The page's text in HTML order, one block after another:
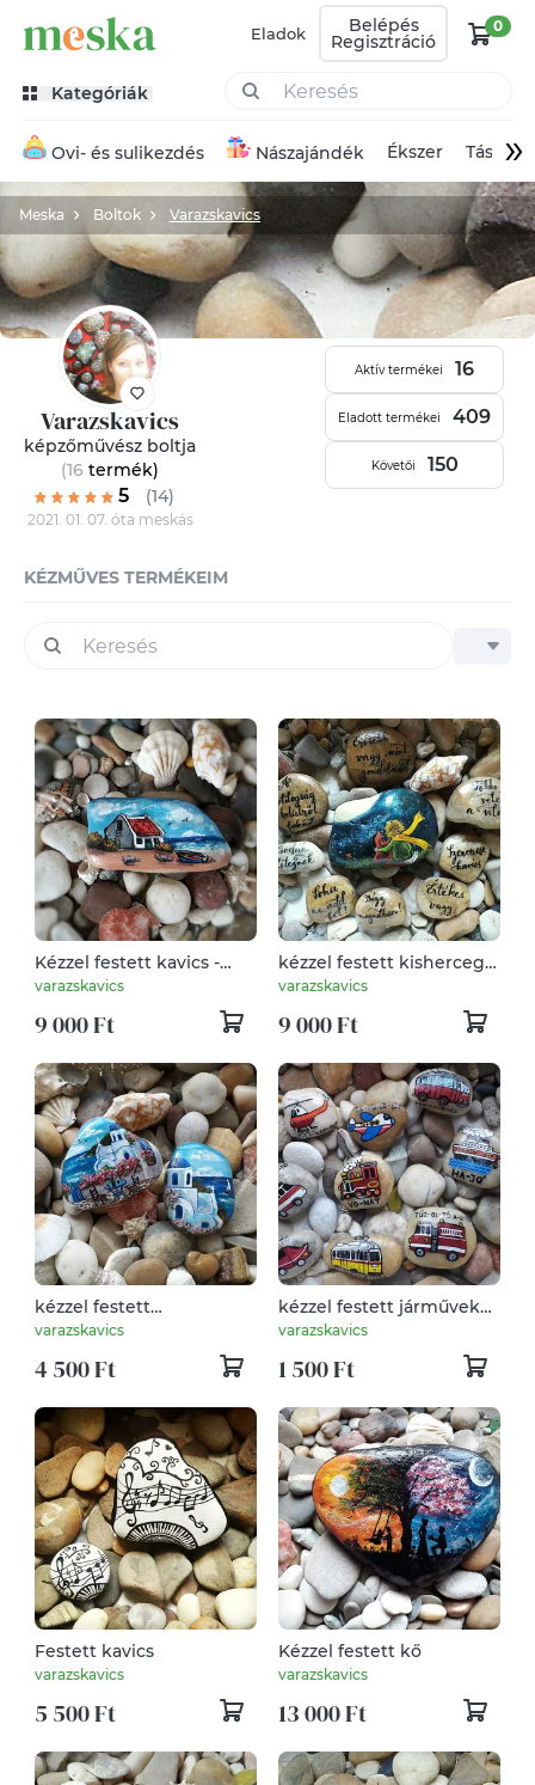
Eladok Belépés
Regisztráció
0
Kategóriák
Ovi- és sulikezdés Nászajándék Ékszer Táska»
Meska Boltok Varazskavics
Varazskavics
képzőművész boltja
(16 termék)
5 (14)
2021. 01. 07. óta meskás
Aktív termékei 16
Eladott termékei 409
Követői 150
KÉZMŰVES TERMÉKEIM
Kézzel festett kavics -
tengerparti ház
varazskavics
9 000 Ft
kézzel festett kisherceg
kavics
varazskavics
9 000 Ft
kézzel festett
Görögország kavicson
varazskavics
4 500 Ft
kézzel festett járművek
kavicson
varazskavics
1 500 Ft
Festett kavics
varazskavics
5 500 Ft
Kézzel festett kő
varazskavics
13 000 Ft